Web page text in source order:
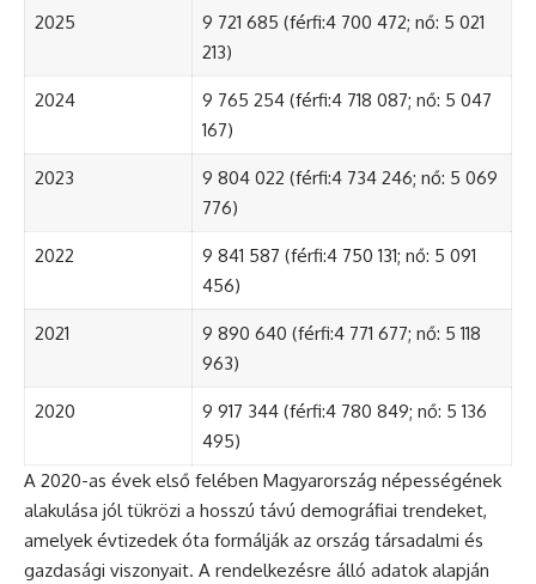
2025
9 721 685 (férfi:4 700 472; nő: 5 021
213)
2024
9 765 254 (férfi:4 718 087; nő: 5 047
167)
2023
9 804 022 (férfi:4 734 246; nő: 5 069
776)
2022
9 841 587 (férfi:4 750 131; nő: 5 091
456)
2021
9 890 640 (férfi:4 771 677; nő: 5 118
963)
2020
9 917 344 (férfi:4 780 849; nő: 5 136
495)
A 2020-as évek első felében Magyarország népességének
alakulása jól tükrözi a hosszú távú demográfiai trendeket,
amelyek évtizedek óta formálják az ország társadalmi és
gazdasági viszonyait. A rendelkezésre álló adatok alapján